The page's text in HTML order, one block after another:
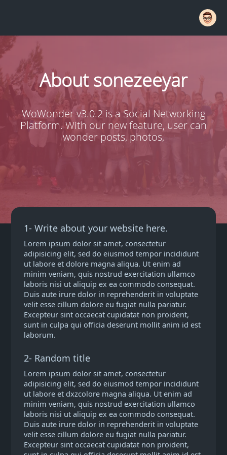
About sonezeeyar
WoWonder v3.0.2 is a Social Networking
Platform. With our new feature, user can
wonder posts, photos,
1- Write about your website here.
Lorem ipsum dolor sit amet, consectetur
adipisicing elit, sed do eiusmod tempor incididunt
ut labore et dolore magna aliqua. Ut enim ad
minim veniam, quis nostrud exercitation ullamco
laboris nisi ut aliquip ex ea commodo consequat.
Duis aute irure dolor in reprehenderit in voluptate
velit esse cillum dolore eu fugiat nulla pariatur.
Excepteur sint occaecat cupidatat non proident,
sunt in culpa qui officia deserunt mollit anim id est
laborum.
2- Random title
Lorem ipsum dolor sit amet, consectetur
adipisicing elit, sed do eiusmod tempor incididunt
ut labore et dxzcolore magna aliqua. Ut enim ad
minim veniam, quis nostrud exercitation ullamco
laboris nisi ut aliquip ex ea commodo consequat.
Duis aute irure dolor in reprehenderit in voluptate
velit esse cillum dolore eu fugiat nulla pariatur.
Excepteur sint occaecat cupidatat non proident,